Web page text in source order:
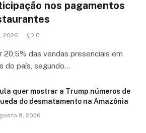
nos pagamentos
2026 0
20,5% das vendas presenciais em
do país, segundo…
quer mostrar a Trump números de
do desmatamento na Amazônia
9, 2026